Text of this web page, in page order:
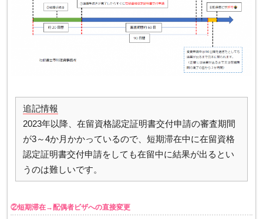
追記情報
2023年以降、在留資格認定証明書交付申請の審査期間
が3～4か月かかっているので、短期滞在中に在留資格
認定証明書交付申請をしても在留中に結果が出るとい
うのは難しいです。
②短期滞在→配偶者ビザへの直接変更